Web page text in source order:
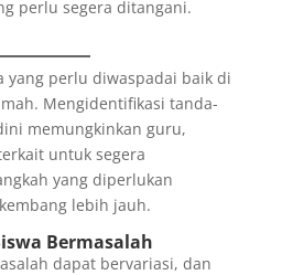
perlu segera ditangani.
yang perlu diwaspadai baik di
Mengidentifikasi tanda-
memungkinkan guru,
untuk segera
yang diperlukan
lebih jauh.
Bermasalah
dapat bervariasi, dan